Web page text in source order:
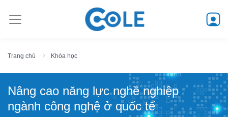
Trang chủ Khóa học
Nâng cao năng lực nghề nghiệp
ngành công nghệ ở quốc tế